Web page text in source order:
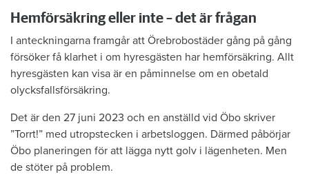
Hemförsäkring eller inte – det är frågan
I anteckningarna framgår att Örebrobostäder gång på gång
försöker få klarhet i om hyresgästen har hemförsäkring. Allt
hyresgästen kan visa är en påminnelse om en obetald
olycksfallsförsäkring.
Det är den 27 juni 2023 och en anställd vid Öbo skriver
”Torrt!” med utropstecken i arbetsloggen. Därmed påbörjar
Öbo planeringen för att lägga nytt golv i lägenheten. Men
de stöter på problem.